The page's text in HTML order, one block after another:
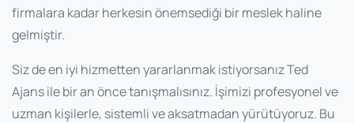
firmalara kadar herkesin önemsediği bir meslek haline
gelmiştir.
Siz de en iyi hizmetten yararlanmak istiyorsanız Ted
Ajans ile bir an önce tanışmalısınız. İşimizi profesyonel ve
uzman kişilerle, sistemli ve aksatmadan yürütüyoruz. Bu